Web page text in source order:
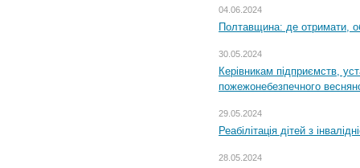
04.06.2024
Полтавщина: де отримати,
30.05.2024
Керівникам підприємств,
пожежонебезпечного
29.05.2024
Реабілітація дітей з
28.05.2024